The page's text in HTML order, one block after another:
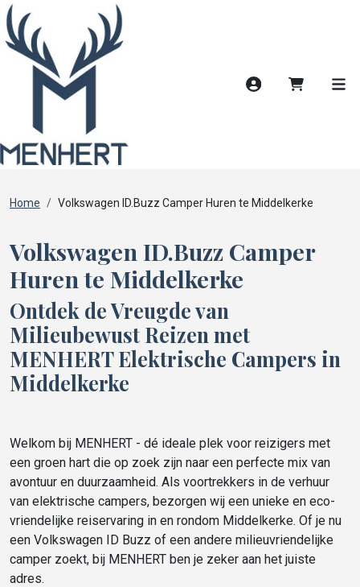
Account
Home Volkswagen ID.Buzz Camper Huren te Middelkerke
Volkswagen ID.Buzz Camper
Huren te Middelkerke
Ontdek de Vreugde van
Milieubewust Reizen met
MENHERT Elektrische Campers in
Middelkerke
Welkom bij MENHERT - dé ideale plek voor reizigers met
een groen hart die op zoek zijn naar een perfecte mix van
avontuur en duurzaamheid. Als voortrekkers in de verhuur
van elektrische campers, bezorgen wij een unieke en eco-
vriendelijke reiservaring in en rondom Middelkerke. Of je nu
een Volkswagen ID Buzz of een andere milieuvriendelijke
camper zoekt, bij MENHERT ben je zeker aan het juiste
adres.